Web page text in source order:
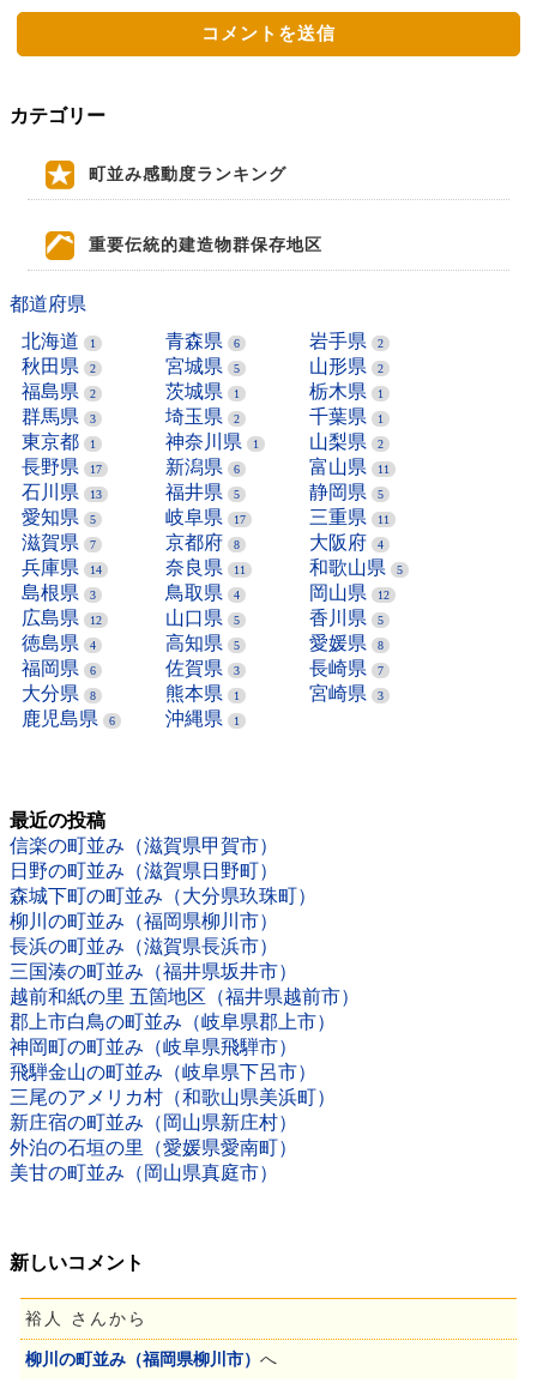
カテゴリー
町並み感動度ランキング
重要伝統的建造物群保存地区
都道府県
北海道
1 青森県 6 岩手県 2
秋田県 2 宮城県 5 山形県 2
福島県 2 茨城県 1 栃木県 1
群馬県 3 埼玉県 2 千葉県 1
東京都 1 神奈川県 1 山梨県 2
長野県 17 新潟県 6 富山県 11
石川県 13 福井県 5 静岡県 5
愛知県 5 岐阜県 17 三重県 11
滋賀県 7 京都府 8 大阪府 4
兵庫県 14 奈良県 11 和歌山県 5
島根県 3 鳥取県 4 岡山県 12
広島県 12 山口県 5 香川県 5
徳島県 4 高知県 5 愛媛県 8
福岡県 6 佐賀県 3 長崎県 7
大分県 8 熊本県 1 宮崎県 3
鹿児島県 6 沖縄県 1
最近の投稿
信楽の町並み（滋賀県甲賀市）
日野の町並み（滋賀県日野町）
森城下町の町並み（大分県玖珠町）
柳川の町並み（福岡県柳川市）
長浜の町並み（滋賀県長浜市）
三国湊の町並み（福井県坂井市）
越前和紙の里 五箇地区（福井県越前市）
郡上市白鳥の町並み（岐阜県郡上市）
神岡町の町並み（岐阜県飛騨市）
飛騨金山の町並み（岐阜県下呂市）
三尾のアメリカ村（和歌山県美浜町）
新庄宿の町並み（岡山県新庄村）
外泊の石垣の里（愛媛県愛南町）
美甘の町並み（岡山県真庭市）
新しいコメント
裕人 さんから
柳川の町並み（福岡県柳川市） へ